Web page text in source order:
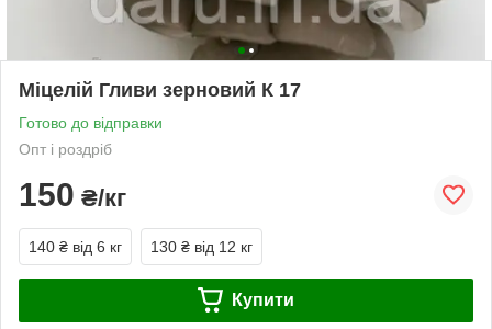
Міцелій Гливи зерновий К 17
Готово до відправки
Опт і роздріб
150 ₴/кг
140 ₴ від 6 кг 130 ₴ від 12 кг
Купити